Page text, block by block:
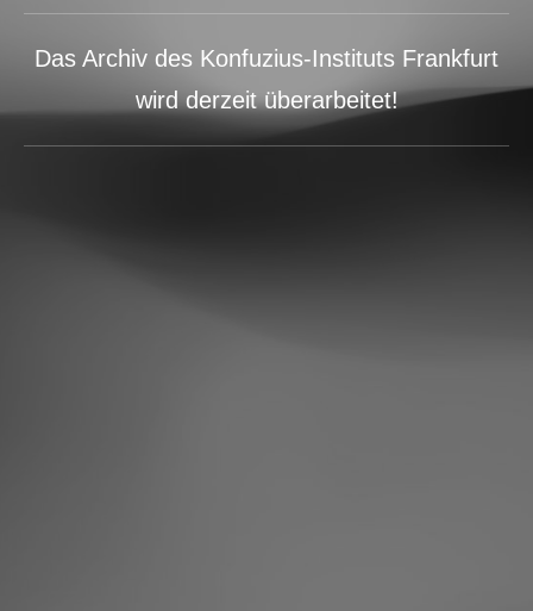
Das Archiv des Konfuzius-Instituts Frankfurt
wird derzeit überarbeitet!